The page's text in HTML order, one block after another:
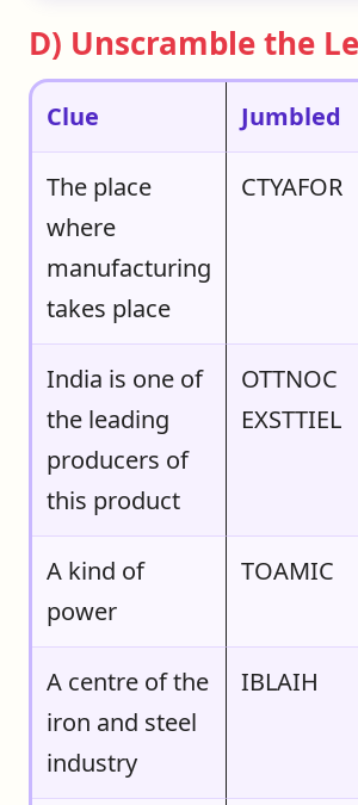
D) Unscramble the
Clue Jumbled
The place
where
manufacturing
takes place
CTYAFOR
India is one of
the leading
producers of
this product
OTTNOC
EXSTTIEL
A kind of
power
TOAMIC
A centre of the
iron and steel
industry
IBLAIH